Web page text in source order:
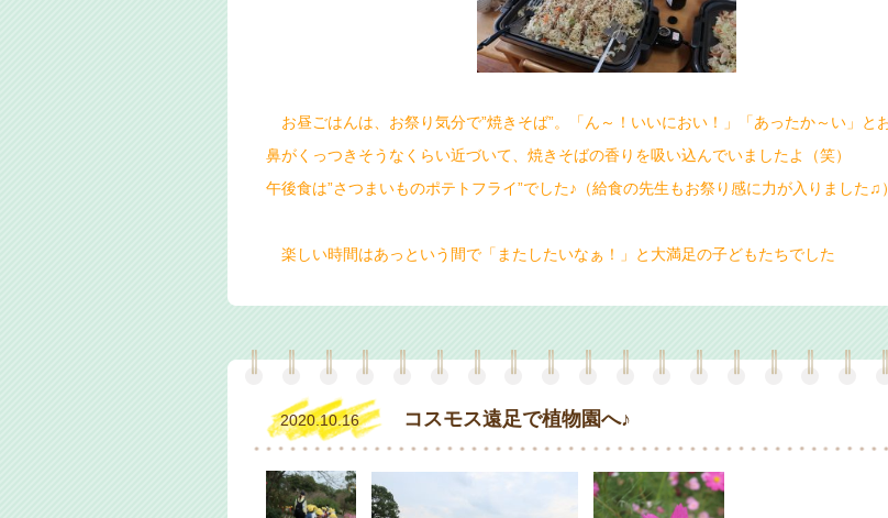
お昼ごはんは、お祭り気分で”焼きそば”。「ん～！いいにおい！」「あったか～い」と
鼻がくっつきそうなくらい近づいて、焼きそばの香りを吸い込んでいましたよ（笑）
午後食は”さつまいものポテトフライ”でした♪（給食の先生もお祭り感に力が入りました♫）
楽しい時間はあっという間で「またしたいなぁ！」と大満足の子どもたちでした
2020.10.16 コスモス遠足で植物園へ♪